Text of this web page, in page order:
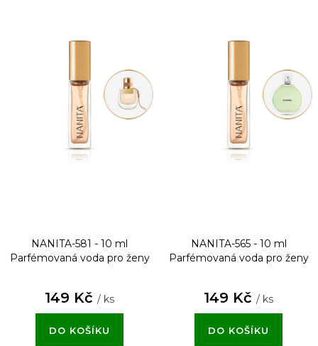
NANITA-581 - 10 ml
Parfémovaná voda pro ženy
149 Kč / ks
DO KOŠÍKU
NANITA-565 - 10 ml
Parfémovaná voda pro ženy
149 Kč / ks
DO KOŠÍKU